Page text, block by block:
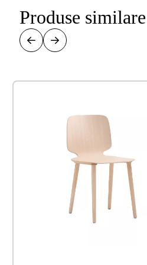
Produse similare